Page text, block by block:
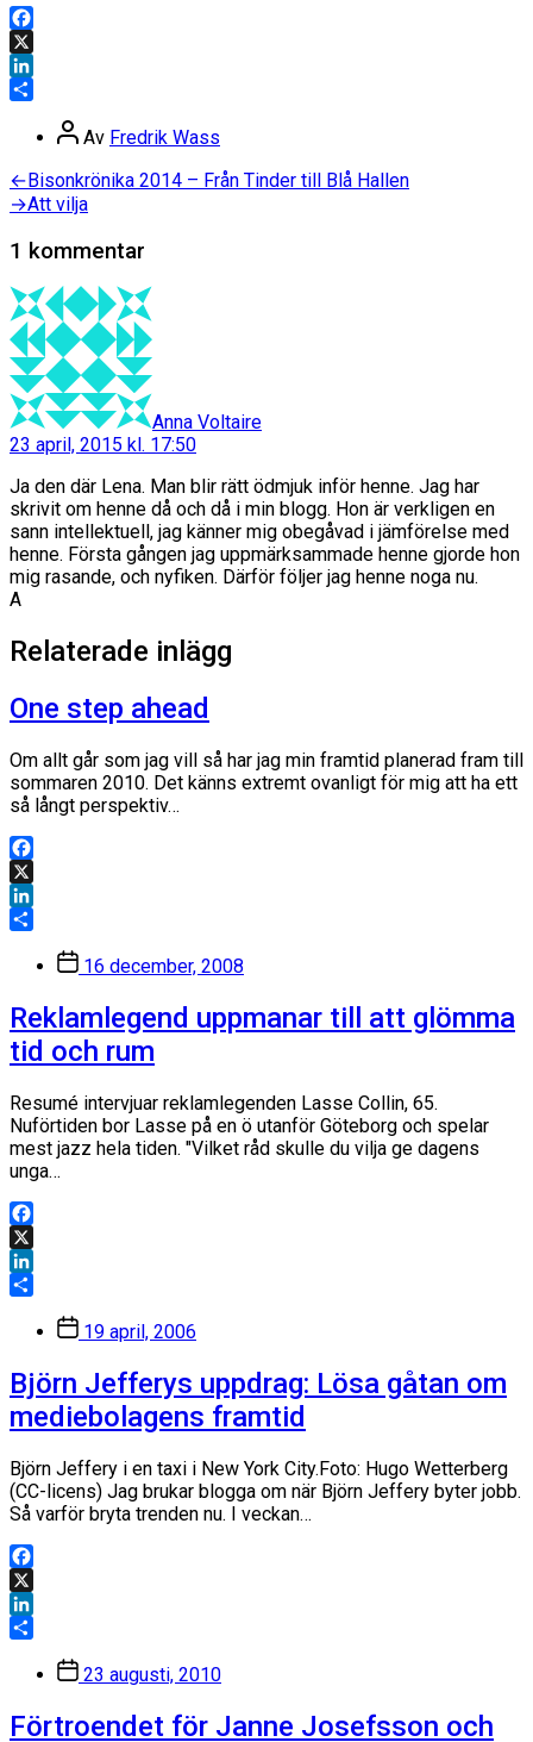
Facebook
X
LinkedIn
Inläggsförfattare
Av Fredrik Wass
Inläggsnavigering
←Föregående
inlägg:
Bisonkrönika 2014 – Från Tinder till Blå Hallen
→Nästa
Att vilja
1 kommentar
Anna Voltaire
23 april, 2015 kl. 17:50
Ja den där Lena. Man blir rätt ödmjuk inför henne. Jag har
skrivit om henne då och då i min blogg. Hon är verkligen en
sann intellektuell, jag känner mig obegåvad i jämförelse med
henne. Första gången jag uppmärksammade henne gjorde hon
mig rasande, och nyfiken. Därför följer jag henne noga nu.
A
Relaterade inlägg
One step ahead
Om allt går som jag vill så har jag min framtid planerad fram till
sommaren 2010. Det känns extremt ovanligt för mig att ha ett
så långt perspektiv…
Facebook
X
LinkedIn
Inläggsdatum
16 december, 2008
Reklamlegend uppmanar till att glömma
tid och rum
Resumé intervjuar reklamlegenden Lasse Collin, 65.
Nuförtiden bor Lasse på en ö utanför Göteborg och spelar
mest jazz hela tiden. "Vilket råd skulle du vilja ge dagens
unga…
Facebook
X
LinkedIn
Inläggsdatum
19 april, 2006
Björn Jefferys uppdrag: Lösa gåtan om
mediebolagens framtid
Björn Jeffery i en taxi i New York City.Foto: Hugo Wetterberg
(CC-licens) Jag brukar blogga om när Björn Jeffery byter jobb.
Så varför bryta trenden nu. I veckan…
Facebook
X
LinkedIn
Inläggsdatum
23 augusti, 2010
Förtroendet för Janne Josefsson och